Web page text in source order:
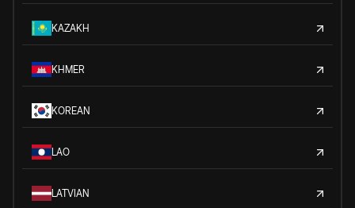
KAZAKH
KHMER
KOREAN
LAO
LATVIAN